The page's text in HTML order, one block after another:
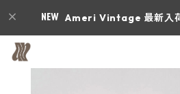
Ameri Vintage 最新入